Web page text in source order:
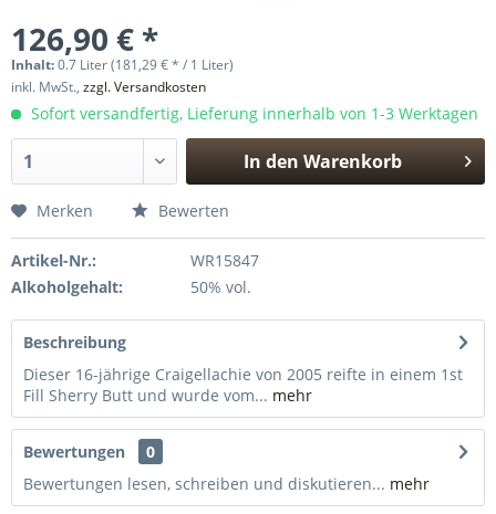
126,90 € *
Inhalt:0.7 Liter (181,29 € * / 1 Liter)
inkl. MwSt., zzgl. Versandkosten
Sofort versandfertig, Lieferung innerhalb von 1-3 Werktagen
In den Warenkorb
Merken Bewerten
Artikel-Nr.:
WR15847
Alkoholgehalt:
50% vol.
Beschreibung
Dieser 16-jährige Craigellachie von 2005 reifte in einem 1st
Fill Sherry Butt und wurde vom... mehr
Bewertungen
0
Bewertungen lesen, schreiben und diskutieren... mehr